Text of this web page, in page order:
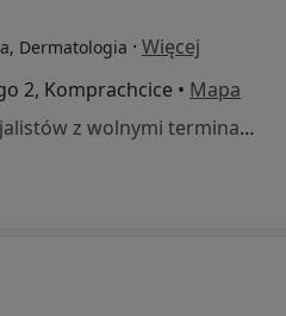
Dermatologia · Więcej
2, Komprachcice • Mapa
Brak dostępnych specjalistów z wolnymi terminami w tym centrum medycznym.